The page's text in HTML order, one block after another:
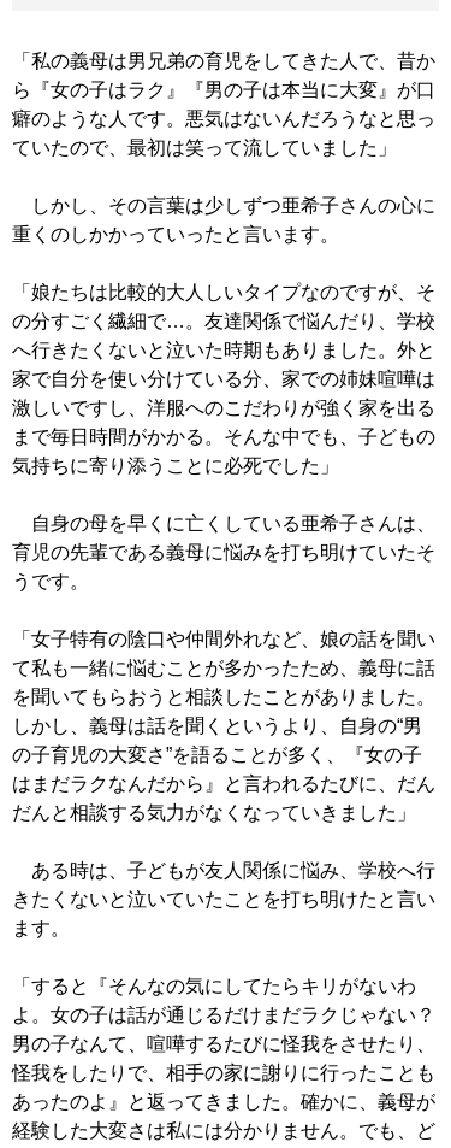
「私の義母は男兄弟の育児をしてきた人で、昔か
ら『女の子はラク』『男の子は本当に大変』が口
癖のような人です。悪気はないんだろうなと思っ
ていたので、最初は笑って流していました」
しかし、その言葉は少しずつ亜希子さんの心に
重くのしかかっていったと言います。
「娘たちは比較的大人しいタイプなのですが、そ
の分すごく繊細で…。友達関係で悩んだり、学校
へ行きたくないと泣いた時期もありました。外と
家で自分を使い分けている分、家での姉妹喧嘩は
激しいですし、洋服へのこだわりが強く家を出る
まで毎日時間がかかる。そんな中でも、子どもの
気持ちに寄り添うことに必死でした」
自身の母を早くに亡くしている亜希子さんは、
育児の先輩である義母に悩みを打ち明けていたそ
うです。
「女子特有の陰口や仲間外れなど、娘の話を聞い
て私も一緒に悩むことが多かったため、義母に話
を聞いてもらおうと相談したことがありました。
しかし、義母は話を聞くというより、自身の“男
の子育児の大変さ”を語ることが多く、『女の子
はまだラクなんだから』と言われるたびに、だん
だんと相談する気力がなくなっていきました」
ある時は、子どもが友人関係に悩み、学校へ行
きたくないと泣いていたことを打ち明けたと言い
ます。
「すると『そんなの気にしてたらキリがないわ
よ。女の子は話が通じるだけまだラクじゃない？
男の子なんて、喧嘩するたびに怪我をさせたり、
怪我をしたりで、相手の家に謝りに行ったことも
あったのよ』と返ってきました。確かに、義母が
経験した大変さは私には分かりません。でも、ど